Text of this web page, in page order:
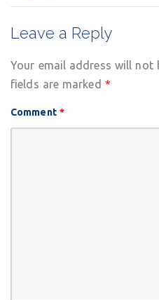
Leave a Reply
Your email address will not
fields are marked *
Comment *